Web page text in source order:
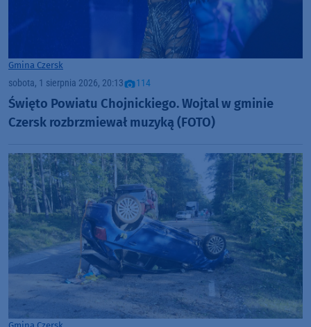
Gmina Czersk
sobota, 1 sierpnia 2026, 20:13 114
Święto Powiatu Chojnickiego. Wojtal w gminie
Czersk rozbrzmiewał muzyką (FOTO)